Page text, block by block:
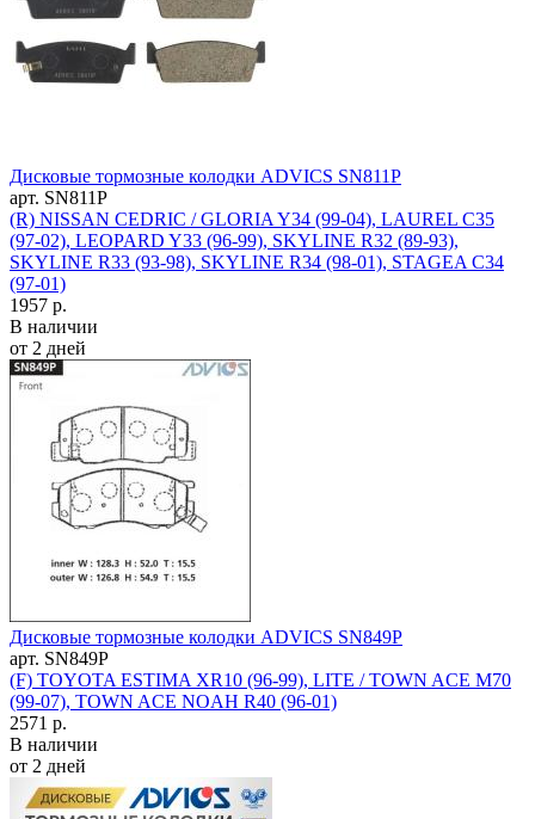
Дисковые тормозные колодки ADVICS SN811P
арт. SN811P
(R) NISSAN CEDRIC / GLORIA Y34 (99-04), LAUREL C35
(97-02), LEOPARD Y33 (96-99), SKYLINE R32 (89-93),
SKYLINE R33 (93-98), SKYLINE R34 (98-01), STAGEA C34
(97-01)
1957 р.
В наличии
от 2 дней
Дисковые тормозные колодки ADVICS SN849P
арт. SN849P
(F) TOYOTA ESTIMA XR10 (96-99), LITE / TOWN ACE M70
(99-07), TOWN ACE NOAH R40 (96-01)
2571 р.
В наличии
от 2 дней